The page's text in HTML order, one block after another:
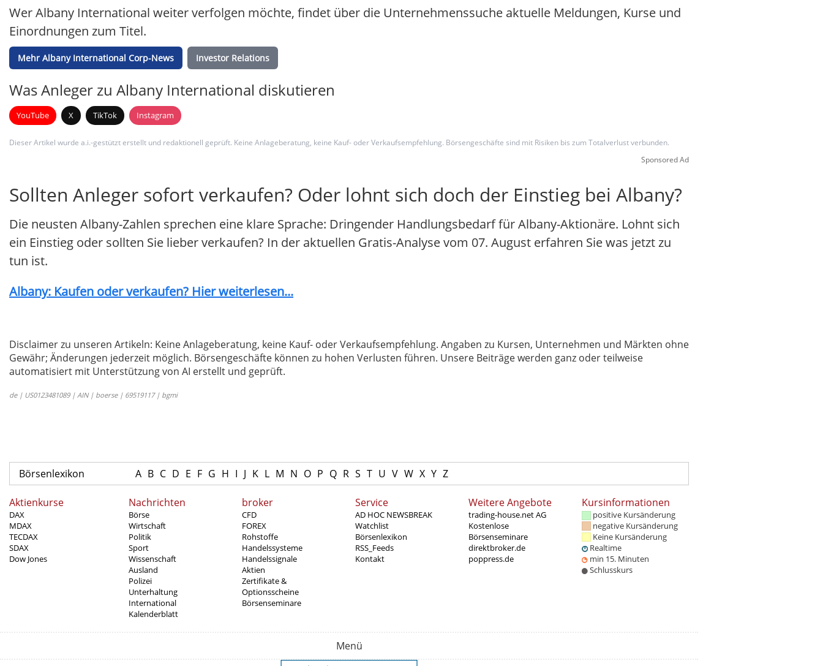
Wer Albany International weiter verfolgen möchte, findet über die Unternehmenssuche aktuelle Meldungen, Kurse und
Einordnungen zum Titel.
Mehr Albany International Corp-News Investor Relations
Was Anleger zu Albany International diskutieren
YouTube X TikTok Instagram
Dieser Artikel wurde a.i.-gestützt erstellt und redaktionell geprüft. Keine Anlageberatung, keine Kauf- oder Verkaufsempfehlung. Börsengeschäfte sind mit Risiken bis zum Totalverlust verbunden.
Sponsored Ad
Sollten Anleger sofort verkaufen? Oder lohnt sich doch der Einstieg bei Albany?
Die neusten Albany-Zahlen sprechen eine klare Sprache: Dringender Handlungsbedarf für Albany-Aktionäre. Lohnt sich
ein Einstieg oder sollten Sie lieber verkaufen? In der aktuellen Gratis-Analyse vom 07. August erfahren Sie was jetzt zu
tun ist.
Albany: Kaufen oder verkaufen? Hier weiterlesen...
Disclaimer zu unseren Artikeln: Keine Anlageberatung, keine Kauf- oder Verkaufsempfehlung. Angaben zu Kursen, Unternehmen und Märkten ohne
Gewähr; Änderungen jederzeit möglich. Börsengeschäfte können zu hohen Verlusten führen. Unsere Beiträge werden ganz oder teilweise
automatisiert mit Unterstützung von AI erstellt und geprüft.
de | US0123481089 | AIN | boerse | 69519117 | bgmi
Börsenlexikon A B C D E F G H I J K L M N O P Q R S T U V W X Y Z
Aktienkurse
DAX
MDAX
TECDAX
SDAX
Dow Jones
Nachrichten
Börse
Wirtschaft
Politik
Sport
Wissenschaft
Ausland
Polizei
Unterhaltung
International
Kalenderblatt
broker
CFD
FOREX
Rohstoffe
Handelssysteme
Handelssignale
Aktien
Zertifikate &
Optionsscheine
Börsenseminare
Service
AD HOC NEWSBREAK
Watchlist
Börsenlexikon
RSS_Feeds
Kontakt
Weitere Angebote
trading-house.net AG
Kostenlose
Börsenseminare
direktbroker.de
poppress.de
Kursinformationen
positive Kursänderung
negative Kursänderung
Keine Kursänderung
Realtime
min 15. Minuten
Schlusskurs
Menü